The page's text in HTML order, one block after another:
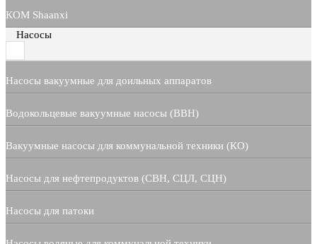
КОМ Shaanxi
Насосы
Насосы вакуумные для доильных аппаратов
Водокольцевые вакуумные насосы (ВВН)
Вакуумные насосы для коммунальной техники (КО)
Насосы для нефтепродуктов (СВН, СЦЛ, СЦН)
Насосы для патоки